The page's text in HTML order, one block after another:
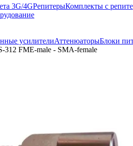
3G/4GРепитерыКомплекты с
усилителиАттенюаторыБлоки
312 FME-male - SMA-female